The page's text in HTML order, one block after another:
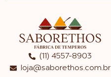
(11) 4557-8903
loja@saborethos.com.br